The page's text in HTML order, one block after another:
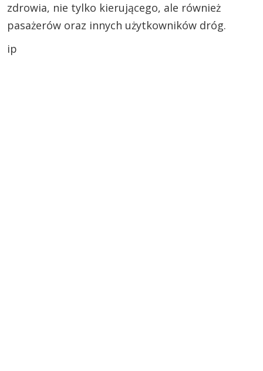
zdrowia, nie tylko kierującego, ale również
pasażerów oraz innych użytkowników dróg.
ip